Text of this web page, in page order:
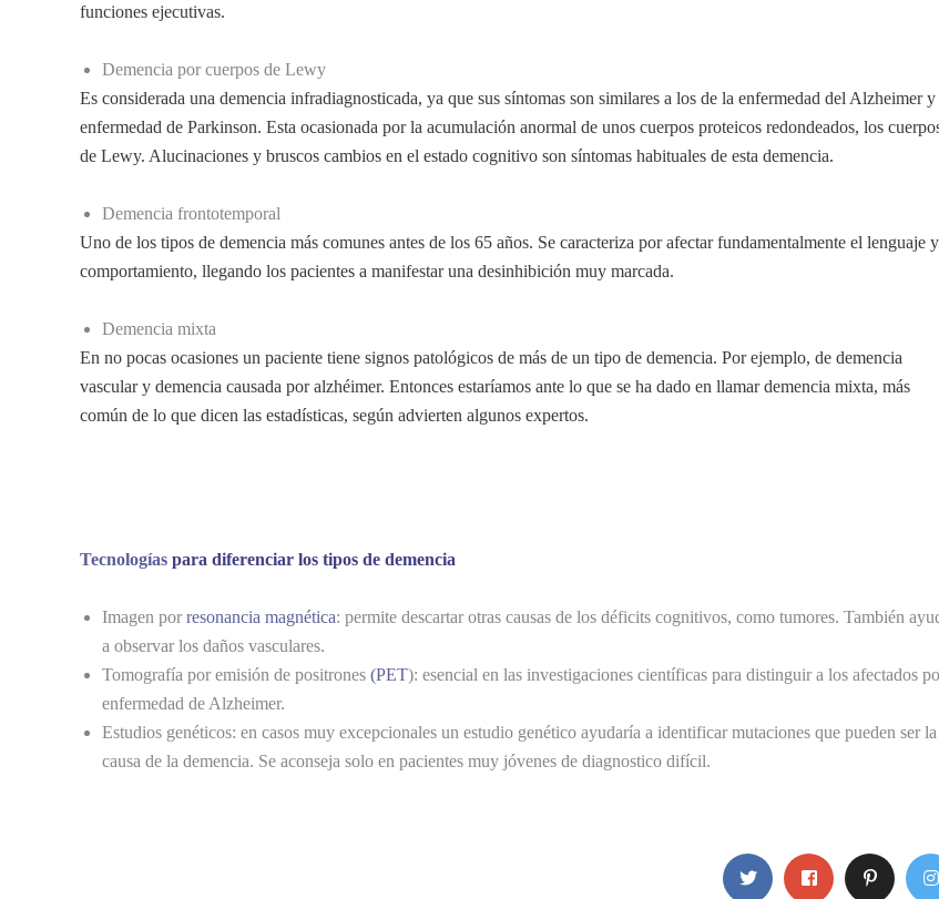
funciones ejecutivas.
Demencia por cuerpos de Lewy
Es considerada una demencia infradiagnosticada, ya que sus síntomas son similares a los de la enfermedad del Alzheimer y
enfermedad de Parkinson. Esta ocasionada por la acumulación anormal de unos cuerpos proteicos redondeados, los
de Lewy. Alucinaciones y bruscos cambios en el estado cognitivo son síntomas habituales de esta demencia.
Demencia frontotemporal
Uno de los tipos de demencia más comunes antes de los 65 años. Se caracteriza por afectar fundamentalmente el lenguaje
comportamiento, llegando los pacientes a manifestar una desinhibición muy marcada.
Demencia mixta
En no pocas ocasiones un paciente tiene signos patológicos de más de un tipo de demencia. Por ejemplo, de demencia
vascular y demencia causada por alzhéimer. Entonces estaríamos ante lo que se ha dado en llamar demencia mixta, más
común de lo que dicen las estadísticas, según advierten algunos expertos.
Tecnologías para diferenciar los tipos de demencia
Imagen por resonancia magnética: permite descartar otras causas de los déficits cognitivos, como tumores. También
a observar los daños vasculares.
Tomografía por emisión de positrones (PET): esencial en las investigaciones científicas para distinguir a los afectados
enfermedad de Alzheimer.
Estudios genéticos: en casos muy excepcionales un estudio genético ayudaría a identificar mutaciones que pueden ser la
causa de la demencia. Se aconseja solo en pacientes muy jóvenes de diagnostico difícil.